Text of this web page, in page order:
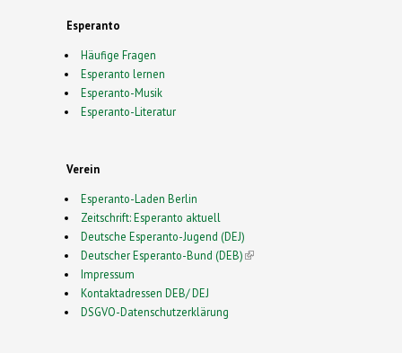
Esperanto
Häufige Fragen
Esperanto lernen
Esperanto-Musik
Esperanto-Literatur
Verein
Esperanto-Laden Berlin
Zeitschrift: Esperanto aktuell
Deutsche Esperanto-Jugend (DEJ)
Deutscher Esperanto-Bund (DEB)(link is external)
Impressum
Kontaktadressen DEB/ DEJ
DSGVO-Datenschutzerklärung